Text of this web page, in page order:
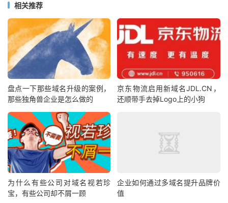
相关推荐
盘点一下那些域名升级的案例，
那些独角兽企业是怎么做的
京东物流启用新域名JDL.CN，
还顺带手去掉Logo上的小狗
为什么有些公司对域名视若珍
宝，有些公司却不屑一顾
企业如何通过多域名提升品牌价
值